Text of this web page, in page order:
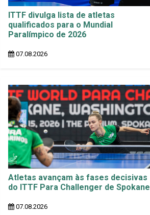
ITTF divulga lista de atletas
qualificados para o Mundial
Paralímpico de 2026
07.08.2026
Atletas avançam às fases decisivas
do ITTF Para Challenger de Spokane
07.08.2026